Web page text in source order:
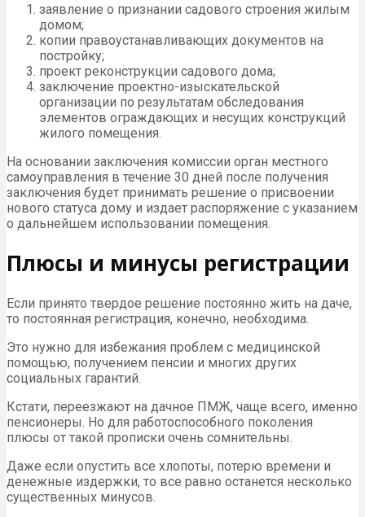
заявление о признании садового строения жилым
домом;
копии правоустанавливающих документов на
постройку;
проект реконструкции садового дома;
заключение проектно-изыскательской
организации по результатам обследования
элементов ограждающих и несущих конструкций
жилого помещения.
На основании заключения комиссии орган местного
самоуправления в течение 30 дней после получения
заключения будет принимать решение о присвоении
нового статуса дому и издает распоряжение с указанием
о дальнейшем использовании помещения.
Плюсы и минусы регистрации
Если принято твердое решение постоянно жить на даче,
то постоянная регистрация, конечно, необходима.
Это нужно для избежания проблем с медицинской
помощью, получением пенсии и многих других
социальных гарантий.
Кстати, переезжают на дачное ПМЖ, чаще всего, именно
пенсионеры. Но для работоспособного поколения
плюсы от такой прописки очень сомнительны.
Даже если опустить все хлопоты, потерю времени и
денежные издержки, то все равно останется несколько
существенных минусов.